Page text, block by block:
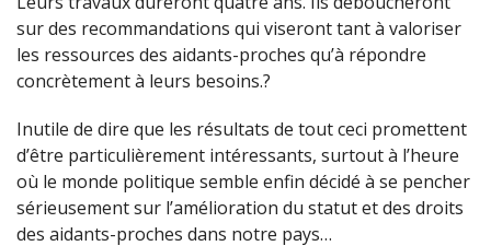
sur des recommandations qui viseront tant à valoriser
les ressources des aidants-proches qu’à répondre
concrètement à leurs besoins.?
Inutile de dire que les résultats de tout ceci promettent
d’être particulièrement intéressants, surtout à l’heure
où le monde politique semble enfin décidé à se pencher
sérieusement sur l’amélioration du statut et des droits
des aidants-proches dans notre pays…